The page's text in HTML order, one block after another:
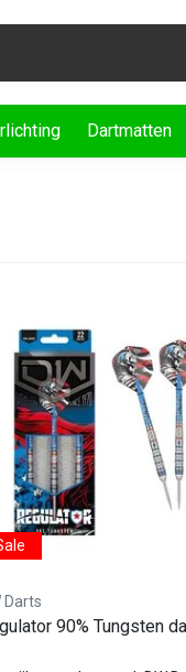
Dartmatten
Darts
90% Tungsten